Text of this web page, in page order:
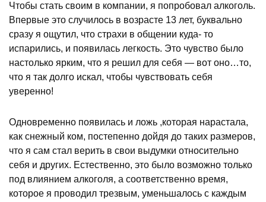
Чтобы стать своим в компании, я попробовал алкоголь.
Впервые это случилось в возрасте 13 лет, буквально
сразу я ощутил, что страхи в общении куда- то
испарились, и появилась легкость. Это чувство было
настолько ярким, что я решил для себя — вот оно…то,
что я так долго искал, чтобы чувствовать себя
уверенно!
Одновременно появилась и ложь ,которая нарастала,
как снежный ком, постепенно дойдя до таких размеров,
что я сам стал верить в свои выдумки относительно
себя и других. Естественно, это было возможно только
под влиянием алкоголя, а соответственно время,
которое я проводил трезвым, уменьшалось с каждым